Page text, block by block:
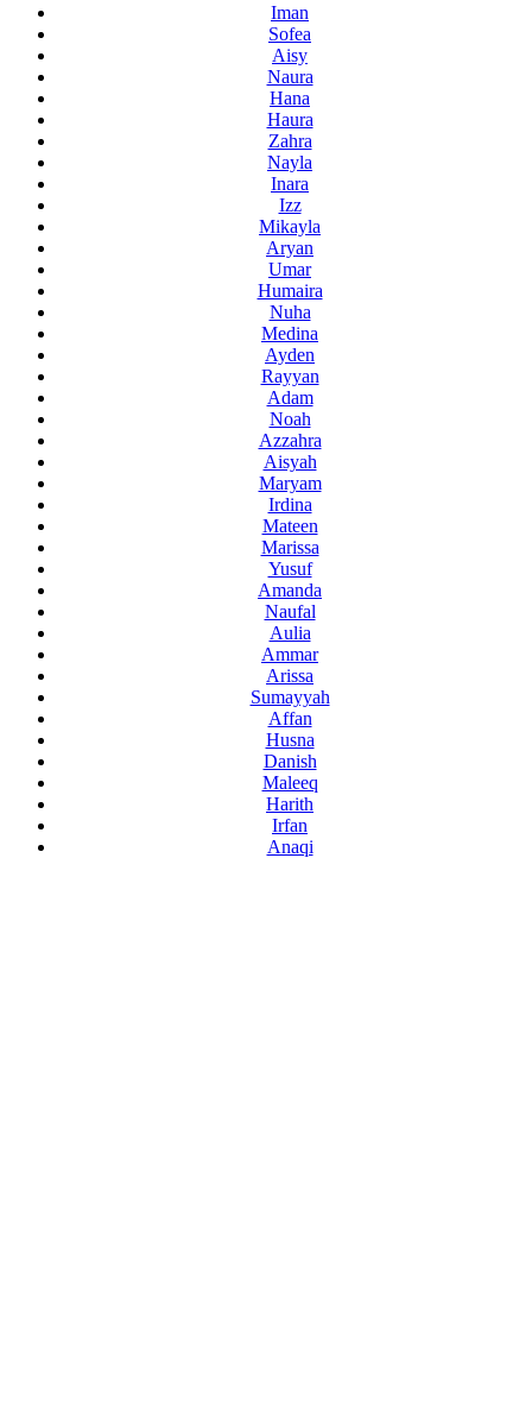
Iman
Sofea
Aisy
Naura
Hana
Haura
Zahra
Nayla
Inara
Izz
Mikayla
Aryan
Umar
Humaira
Nuha
Medina
Ayden
Rayyan
Adam
Noah
Azzahra
Aisyah
Maryam
Irdina
Mateen
Marissa
Yusuf
Amanda
Naufal
Aulia
Ammar
Arissa
Sumayyah
Affan
Husna
Danish
Maleeq
Harith
Irfan
Anaqi